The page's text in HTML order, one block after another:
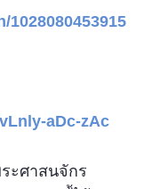
aDc-zAc
ะศาสนจักร